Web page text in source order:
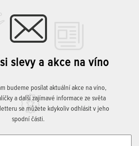
slevy a akce na víno
budeme posílat aktuální akce na víno,
a další zajímavé informace ze světa
se můžete kdykoliv odhlásit v jeho
spodní části.